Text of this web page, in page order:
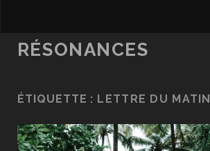
RÉSONANCES
ÉTIQUETTE : LETTRE DU MATIN